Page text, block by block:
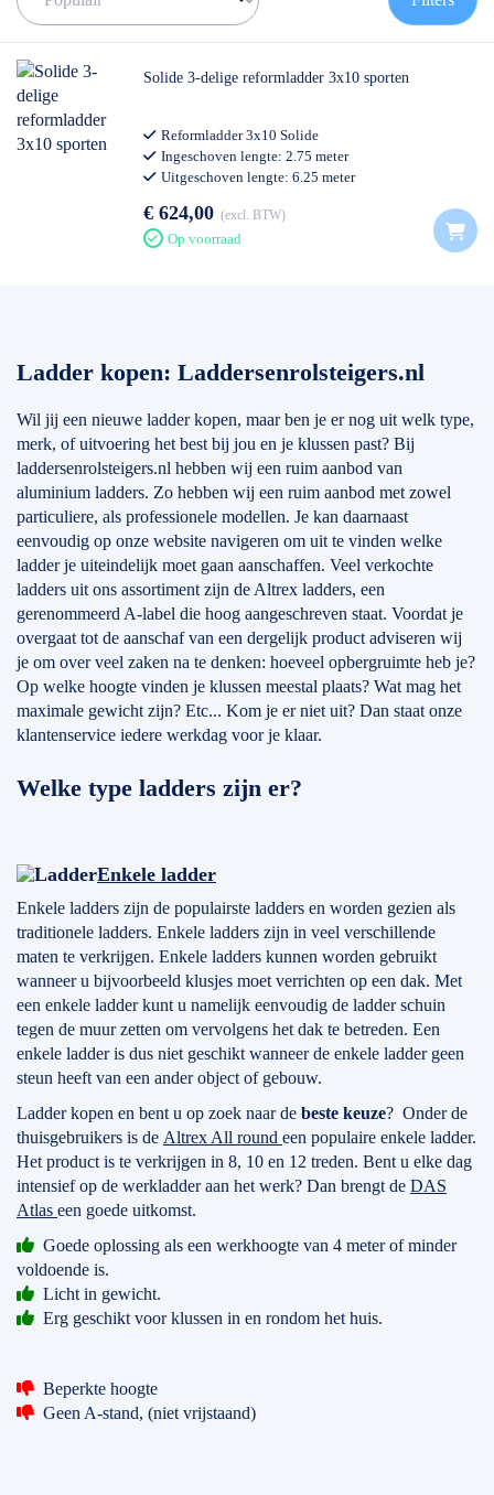
informatie over deze merken en een stukje advies voor de beste
Als het om ladders gaat is de keuze echt enorm. Het is erg
belangrijk om goed na te denken wat voor ladder bij u past en
waar u hem voor gaat gebruiken. Transporteert u de ladder veel?
Dan is een kleine en lichte ladder misschien het beste. Heeft u
veel gevarieerde klussen? Dan is een driedubbele ladder
Mocht u er echt niet uitkomen, dan staan wij altijd voor u klaar. U
kunt ons bereiken op het nummer: 0511-402564. Een mail sturen
Solide 3-delige reformladder 3x10 sporten
Reformladder 3x10 Solide
Ingeschoven lengte: 2.75 meter
Uitgeschoven lengte: 6.25 meter
€ 624,00 excl. BTW
Op voorraad
Ladder kopen: Laddersenrolsteigers.nl
Wil jij een nieuwe ladder kopen, maar ben je er nog uit welk type,
merk, of uitvoering het best bij jou en je klussen past? Bij
laddersenrolsteigers.nl hebben wij een ruim aanbod van
aluminium ladders. Zo hebben wij een ruim aanbod met zowel
particuliere, als professionele modellen. Je kan daarnaast
eenvoudig op onze website navigeren om uit te vinden welke
ladder je uiteindelijk moet gaan aanschaffen. Veel verkochte
ladders uit ons assortiment zijn de Altrex ladders, een
gerenommeerd A-label die hoog aangeschreven staat. Voordat je
overgaat tot de aanschaf van een dergelijk product adviseren wij
je om over veel zaken na te denken: hoeveel opbergruimte heb je?
Op welke hoogte vinden je klussen meestal plaats? Wat mag het
maximale gewicht zijn? Etc... Kom je er niet uit? Dan staat onze
klantenservice iedere werkdag voor je klaar.
Welke type ladders zijn er?
Enkele ladder
Enkele ladders zijn de populairste ladders en worden gezien als
traditionele ladders. Enkele ladders zijn in veel verschillende
maten te verkrijgen. Enkele ladders kunnen worden gebruikt
wanneer u bijvoorbeeld klusjes moet verrichten op een dak. Met
een enkele ladder kunt u namelijk eenvoudig de ladder schuin
tegen de muur zetten om vervolgens het dak te betreden. Een
enkele ladder is dus niet geschikt wanneer de enkele ladder geen
steun heeft van een ander object of gebouw.
Ladder kopen en bent u op zoek naar de beste keuze? Onder de
thuisgebruikers is de Altrex All round een populaire enkele ladder.
Het product is te verkrijgen in 8, 10 en 12 treden. Bent u elke dag
intensief op de werkladder aan het werk? Dan brengt de DAS
Atlas een goede uitkomst.
Goede oplossing als een werkhoogte van 4 meter of minder
voldoende is.
Licht in gewicht.
Erg geschikt voor klussen in en rondom het huis.
Beperkte hoogte
Geen A-stand, (niet vrijstaand)